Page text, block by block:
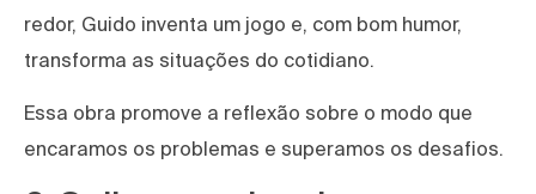
redor, Guido inventa um jogo e, com bom humor,
transforma as situações do cotidiano.
Essa obra promove a reflexão sobre o modo que
encaramos os problemas e superamos os desafios.